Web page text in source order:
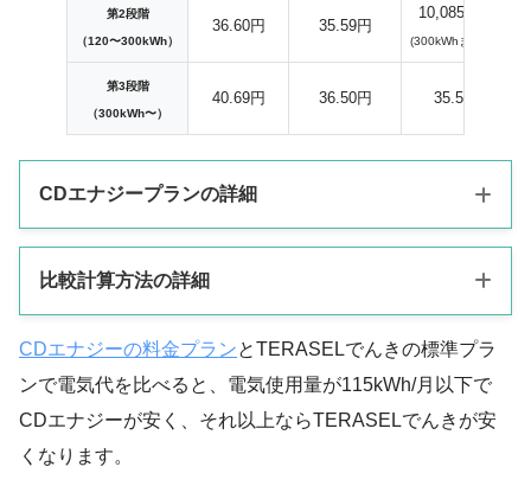
第2段階
（120〜300kWh）
36.60円 35.59円
10,085.20円
(300kWhまで定額)
第3段階
（300kWh〜）
40.69円 36.50円 35.59円
CDエナジープランの詳細
CDエナジーの
プラン
・使用量133kWh/月以下で安い
・定額で毎月100円割引
ベーシックでんき ・使用量133〜400kWh/月で安い
比較計算方法の詳細
CDエナジー、TERASELでんきともに、東京電力管内の基本料
金・電力量料金で算出します。
CDエナジーとTERASELでんきの料金計算は、基本料金・電力
CDエナジーの料金プランとTERASELでんきの標準プラ
ンで電気代を比べると、電気使用量が115kWh/月以下で
CDエナジーが安く、それ以上ならTERASELでんきが安
くなります。